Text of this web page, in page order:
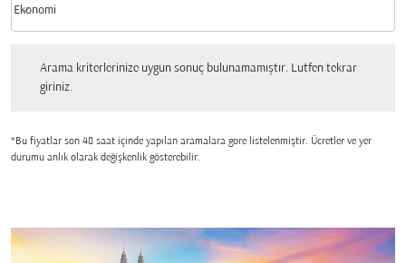
Kabin Sınıfı option Ekonomi Selected
Ekonomi
keyboard_arrow_down
Arama kriterlerinize uygun sonuç bulunamamıştır. Lutfen tekrar
giriniz.
*Bu fiyatlar son 48 saat içinde yapılan aramalara gore listelenmiştir. Ücretler ve yer
durumu anlık olarak değişkenlik gösterebilir.